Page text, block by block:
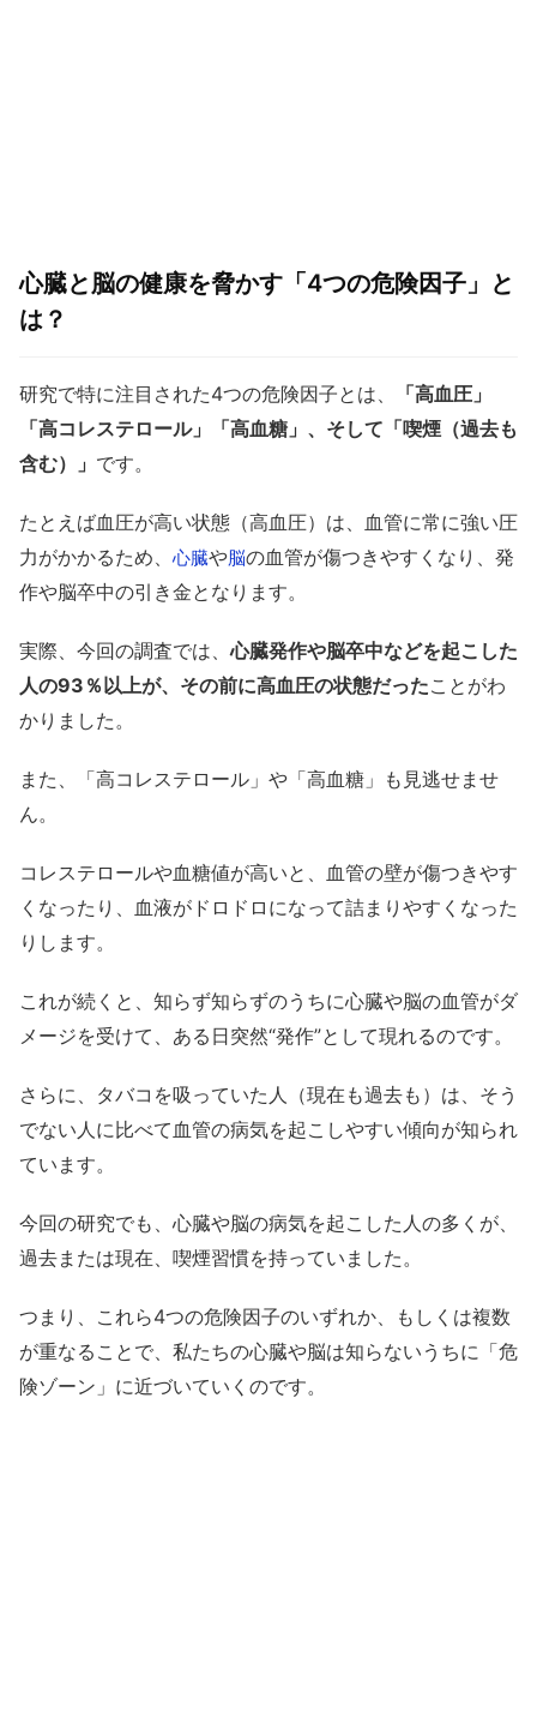
心臓と脳の健康を脅かす「4つの危険因子」と
は？
研究で特に注目された4つの危険因子とは、
「高血圧」
「高コレステロール」「高血糖」、そして「喫煙（過去も
含む）」 です。
たとえば血圧が高い状態（高血圧）は、血管に常に強い圧
力がかかるため、 心臓や脳の血管が傷つきやすくなり、発
作や脳卒中の引き金となります。
実際、今回の調査では、心臓発作や脳卒中などを起こした
人の93％以上が、その前に高血圧の状態だったことがわ
かりました。
また、「高コレステロール」や「高血糖」も見逃せませ
ん。
コレステロールや血糖値が高いと、血管の壁が傷つきやす
くなったり、血液がドロドロになって詰まりやすくなった
りします。
これが続くと、知らず知らずのうちに心臓や脳の血管がダ
メージを受けて、ある日突然“発作”として現れるのです。
さらに、タバコを吸っていた人（現在も過去も）は、そう
でない人に比べて血管の病気を起こしやすい傾向が知られ
ています。
今回の研究でも、心臓や脳の病気を起こした人の多くが、
過去または現在、喫煙習慣を持っていました。
つまり、これら4つの危険因子のいずれか、もしくは複数
が重なることで、私たちの心臓や脳は知らないうちに「危
険ゾーン」に近づいていくのです。